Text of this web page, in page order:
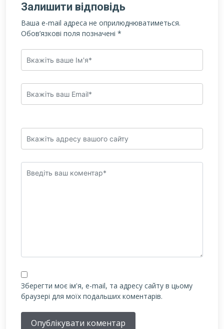
Залишити відповідь
Ваша e-mail адреса не оприлюднюватиметься.
Обов’язкові поля позначені *
Зберегти моє ім'я, e-mail, та адресу сайту в цьому
браузері для моїх подальших коментарів.
Опублікувати коментар